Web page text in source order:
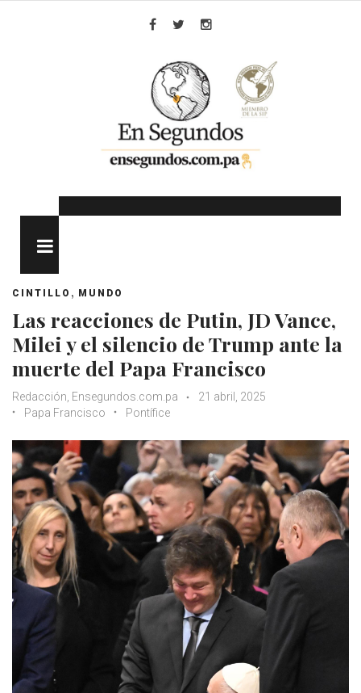
CINTILLO , MUNDO
Las reacciones de Putin, JD Vance,
Milei y el silencio de Trump ante la
muerte del Papa Francisco
Redacción, Ensegundos.com.pa
21 abril, 2025
Papa Francisco
Pontífice